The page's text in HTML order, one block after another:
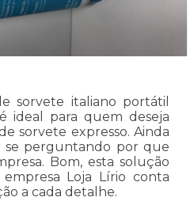
sorvete italiano portátil
ideal para quem deseja
sorvete expresso. Ainda
se perguntando por que
Bom, esta solução
Loja Lírio conta
a cada detalhe.